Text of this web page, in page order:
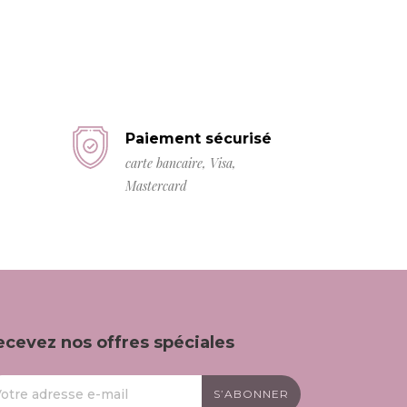
Paiement sécurisé
carte bancaire, Visa,
Mastercard
nos offres spéciales